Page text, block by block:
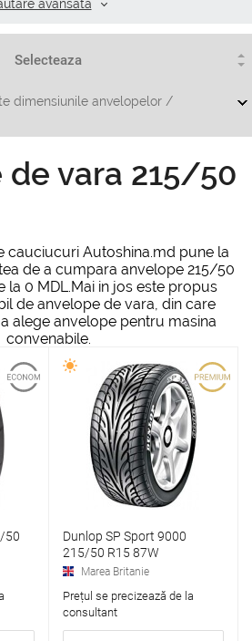
аvansata
dimensiunile anvelopelor /
vara 215/50
cauciucuri Autoshina.md pune la
de a cumpara anvelope 215/50
la 0 MDL.Mai in jos este propus
de anvelope de vara, din care
alege anvelope pentru masina
convenabile.
50
Dunlop SP Sport 9000
215/50 R15 87W
Marea Britanie
Prețul se precizează de la
consultant